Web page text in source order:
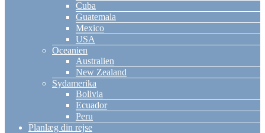
Cuba
Guatemala
Mexico
USA
Oceanien
Australien
New Zealand
Sydamerika
Bolivia
Ecuador
Peru
Planlæg din rejse